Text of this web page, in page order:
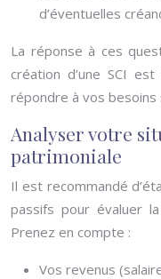
d’éventuelles
La réponse à ces
création d’une SCI
répondre à vos besoins
Analyser votre
patrimoniale
Il est recommandé
passifs pour évaluer
Prenez en compte :
Vos revenus